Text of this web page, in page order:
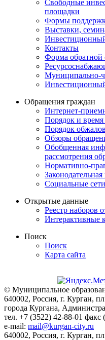
Свободные
площадки
Формы
Выставки,
Контакты
Форма обратной
Муниципально-
Обращения граждан
Интернет-
Порядок и
Порядок
Обзоры
Обобщенная
рассмотрения
Нормативно-
Законодательная
Социальные сети
Открытые данные
Реестр наборов
Интерактивные
Поиск
Поиск
Карта сайта
© Муниципальное
640002, Россия, г. Курган,
города Кургана,
тел. +7 (3522) 42-88-01 факс
e-mail: mail@kurgan-city.ru
640002, Россия, г. Курган,